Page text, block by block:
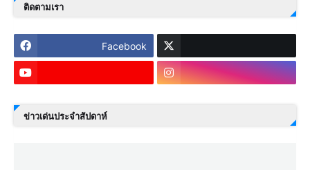
ติดตามเรา
Facebook
ข่าวเด่นประจำสัปดาห์